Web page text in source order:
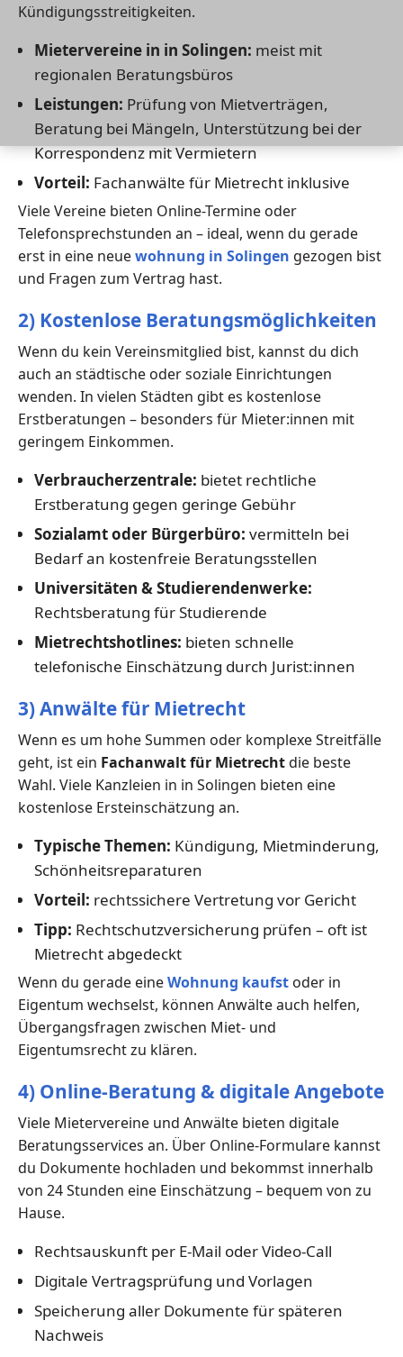
Kündigungsstreitigkeiten.
Mietervereine in in Solingen: meist mit
regionalen Beratungsbüros
Leistungen: Prüfung von Mietverträgen,
Beratung bei Mängeln, Unterstützung bei der
Korrespondenz mit Vermietern
Vorteil: Fachanwälte für Mietrecht inklusive
Viele Vereine bieten Online-Termine oder
Telefonsprechstunden an – ideal, wenn du gerade
erst in eine neuewohnung in Solingen gezogen bist
und Fragen zum Vertrag hast.
2) Kostenlose Beratungsmöglichkeiten
Wenn du kein Vereinsmitglied bist, kannst du dich
auch an städtische oder soziale Einrichtungen
wenden. In vielen Städten gibt es kostenlose
Erstberatungen – besonders für Mieter:innen mit
geringem Einkommen.
Verbraucherzentrale: bietet rechtliche
Erstberatung gegen geringe Gebühr
Sozialamt oder Bürgerbüro: vermitteln bei
Bedarf an kostenfreie Beratungsstellen
Universitäten & Studierendenwerke:
Rechtsberatung für Studierende
Mietrechtshotlines: bieten schnelle
telefonische Einschätzung durch Jurist:innen
3) Anwälte für Mietrecht
Wenn es um hohe Summen oder komplexe Streitfälle
geht, ist ein Fachanwalt für Mietrechtdie beste
Wahl. Viele Kanzleien in in Solingen bieten eine
kostenlose Ersteinschätzung an.
Typische Themen: Kündigung, Mietminderung,
Schönheitsreparaturen
Vorteil: rechtssichere Vertretung vor Gericht
Tipp: Rechtschutzversicherung prüfen – oft ist
Mietrecht abgedeckt
Wenn du gerade eineWohnung kaufst oder in
Eigentum wechselst, können Anwälte auch helfen,
Übergangsfragen zwischen Miet- und
Eigentumsrecht zu klären.
4) Online-Beratung & digitale Angebote
Viele Mietervereine und Anwälte bieten digitale
Beratungsservices an. Über Online-Formulare kannst
du Dokumente hochladen und bekommst innerhalb
von 24 Stunden eine Einschätzung – bequem von zu
Hause.
Rechtsauskunft per E-Mail oder Video-Call
Digitale Vertragsprüfung und Vorlagen
Speicherung aller Dokumente für späteren
Nachweis